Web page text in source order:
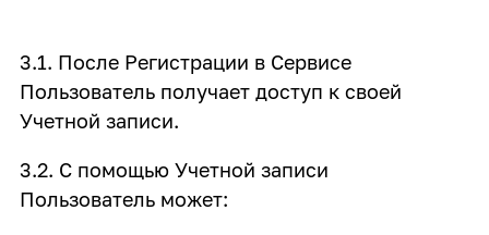
3.1. После Регистрации в Сервисе
Пользователь получает доступ к своей
Учетной записи.
3.2. С помощью Учетной записи
Пользователь может: